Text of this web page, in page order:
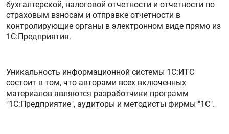
бухгалтерской, налоговой отчетности и отчетности по
страховым взносам и отправке отчетности в
контролирующие органы в электронном виде прямо из
1С:Предприятия.
Уникальность информационной системы 1С:ИТС
состоит в том, что авторами всех включенных
материалов являются разработчики программ
"1С:Предприятие", аудиторы и методисты фирмы "1С".